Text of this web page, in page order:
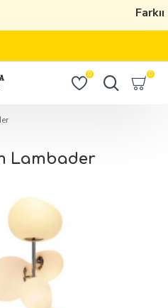
0 0
Lambader